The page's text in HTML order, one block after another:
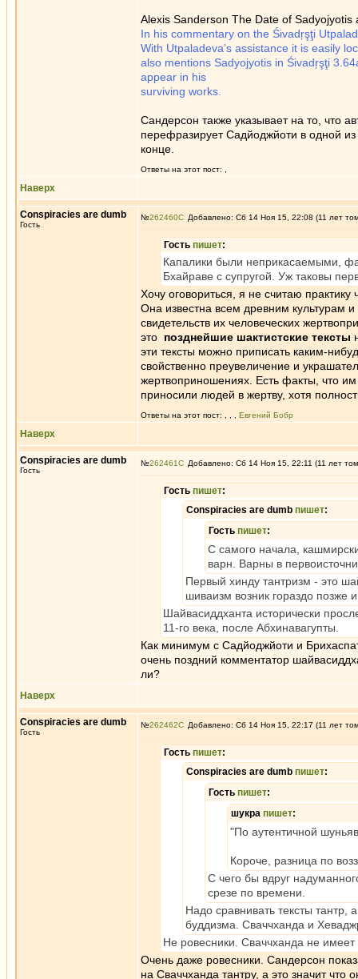
Alexis Sanderson The Date of Sadyojyotis
In his commentary on the Śivadŗşţi
With Utpaladeva’s assistance it is easily
also mentions Sadyojyotis in Śivadŗşţi
appear in his
surviving works.
Сандерсон также указывает на то, что
перефразирует Садйоджйоти в одной
конце.
Ответы на этот пост:
Наверх
Conspiracies are dumb
Гость
№262460 Добавлено: Сб 14 Ноя 15, 22:08 (11 лет
Гость пишет:
Капалики были неприкасаемыми,
Бхайраве с супругой. Уж таковы
Хочу оговориться, я не считаю
Она известна всем древним культурам
свидетельств их человеческих
это позднейшие шактистские тексты
эти тексты можно приписать каким-
свойственно преувеличение и
жертвоприношениях. Есть факты, что
приносили людей в жертву, хотя
Ответы на этот пост: Евгений Бобр
Наверх
Conspiracies are dumb
Гость
№262461 Добавлено: Сб 14 Ноя 15, 22:11 (11 лет
Гость пишет:
Conspiracies are dumb пишет:
Гость пишет:
С самого начала,
варн. Варны в
Первый хинду тантризм - это
шиваизм возник гораздо
Шайвасиддханта исторически
11-го века, после Абхинавагупты.
Как минимум с Садйоджйоти и
очень поздний комментатор
ли?
Наверх
Conspiracies are dumb
Гость
№262462 Добавлено: Сб 14 Ноя 15, 22:17 (11 лет
Гость пишет:
Conspiracies are dumb пишет:
Гость пишет:
шукра пишет:
"По аутентичной
Короче, разница по
С чего бы вдруг
срезе по времени.
Надо сравнивать тексты
буддизма. Сваччханда и
Не ровесники. Сваччханда не
Очень даже ровесники. Сандерсон
на Сваччханда тантру, а это значит